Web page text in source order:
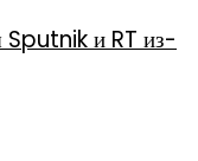
Sputnik и RT из-